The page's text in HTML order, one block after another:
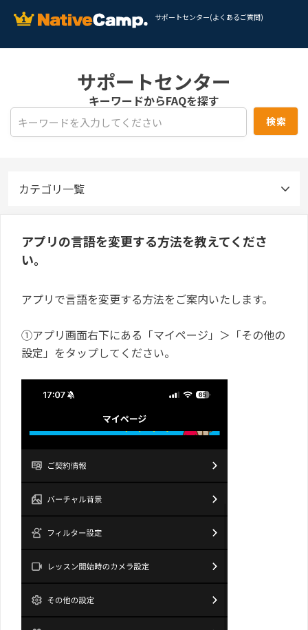
サポートセンター(よくあるご質問)
サポートセンター
キーワードからFAQを探す
アプリの言語を変更する方法を教えてくださ
い。
アプリで言語を変更する方法をご案内いたします。
①アプリ画面右下にある「マイページ」＞「その他の
設定」をタップしてください。
カテゴリ一覧